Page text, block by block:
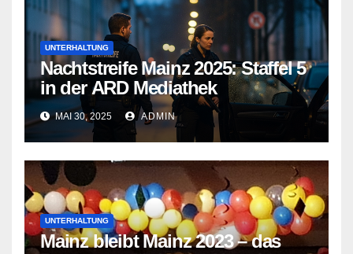
UNTERHALTUNG
Nachtstreife Mainz 2025: Staffel 5
in der ARD Mediathek
MAI 30, 2025 ADMIN
UNTERHALTUNG
Mainz bleibt Mainz 2023 – das